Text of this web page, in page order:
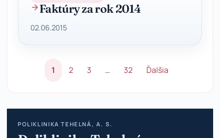
Faktúry za rok 2014
02.06.2015
1 2 3 … 32 Ďalšia
POLIKLINIKA TEHELNÁ, A. S.